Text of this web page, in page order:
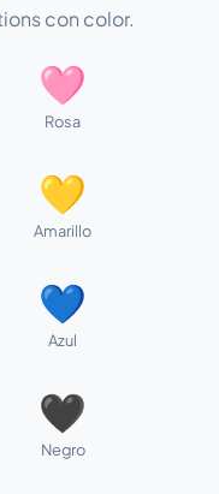
con color.
🩷
Rosa
💛
Amarillo
💙
Azul
🖤
Negro